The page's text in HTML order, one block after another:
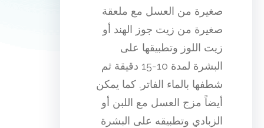
صغيرة من العسل مع ملعقة
صغيرة من زيت جوز الهند أو
زيت اللوز وتطبيقها على
البشرة لمدة 10-15 دقيقة ثم
شطفها بالماء الفاتر. كما يمكن
أيضاً مزج العسل مع اللبن أو
الزبادي وتطبيقه على البشرة